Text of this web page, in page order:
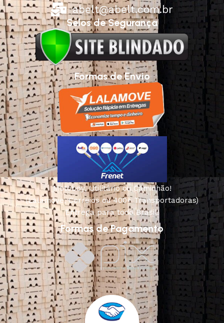
abelt@abelt.com.br
Selos de Segurança
Formas de Envio
Motoboy, Utilitário ou Caminhão!
(Lalamove, Correios ou 400+ Transportadoras)
Entrega para todo Brasil!
Formas de Pagamento